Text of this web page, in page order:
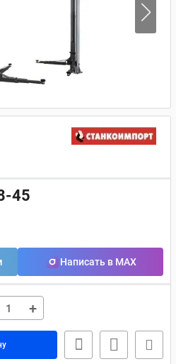
45
Написать в MAX
+